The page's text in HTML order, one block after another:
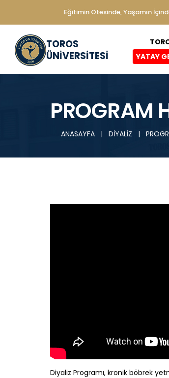
Eğitimin Ötesinde, Yaşamın
TOROS
ÜNİVERSİTESİ
YATAY
PROGRAM
ANASAYFA | DİYALİZ |
Diyaliz Programı, kronik böbrek